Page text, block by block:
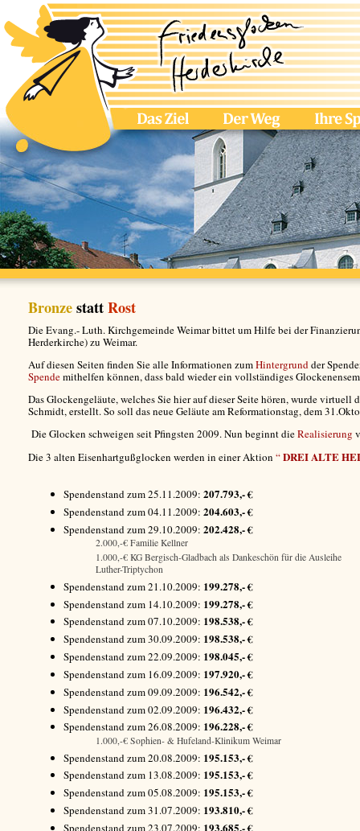
BronzestattRost
Die Evang.- Luth. Kirchgemeinde Weimar bittet um Hilfe bei der
Herderkirche) zu Weimar.
Auf diesen Seiten finden Sie alle Informationen zumHintergrundder
Spendemithelfen können, dass bald wieder ein vollständiges
Das Glockengeläute, welches Sie hier auf dieser Seite hören, wurde
Schmidt, erstellt. So soll das neue Geläute am Reformationstag, dem
Die Glocken schweigen seit Pfingsten 2009. Nun beginnt dieRealisierung
Die 3 alten Eisenhartgußglocken werden in einer Aktion “DREI ALTE
Spendenstand zum 25.11.2009: 207.793,- €
Spendenstand zum 04.11.2009: 204.603,- €
Spendenstand zum 29.10.2009: 202.428,- €
2.000,-€ Familie Kellner
1.000,-€ KG Bergisch-Gladbach als Dankeschön für die Ausleihe
Luther-Triptychon
Spendenstand zum 21.10.2009: 199.278,- €
Spendenstand zum 14.10.2009: 199.278,- €
Spendenstand zum 07.10.2009: 198.538,- €
Spendenstand zum 30.09.2009: 198.538,- €
Spendenstand zum 22.09.2009: 198.045,- €
Spendenstand zum 16.09.2009: 197.920,- €
Spendenstand zum 09.09.2009: 196.542,- €
Spendenstand zum 02.09.2009: 196.432,- €
Spendenstand zum 26.08.2009: 196.228,- €
1.000,-€ Sophien- & Hufeland-Klinikum Weimar
Spendenstand zum 20.08.2009: 195.153,- €
Spendenstand zum 13.08.2009: 195.153,- €
Spendenstand zum 05.08.2009: 195.153,- €
Spendenstand zum 31.07.2009: 193.810,- €
Spendenstand zum 23.07.2009: 193.685,- €